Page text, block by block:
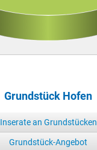
Grundstück Hofen
Inserate an Grundstücken
Grundstück-Angebot